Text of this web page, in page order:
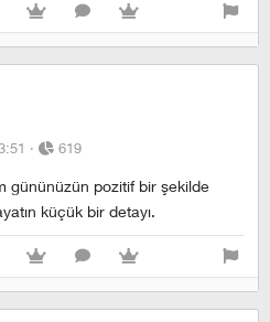
· 619
gününüzün pozitif bir şekilde
küçük bir detayı.